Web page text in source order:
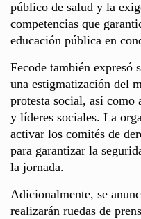
público de salud y la
competencias que
educación pública en
Fecode también expresó
una estigmatización del
protesta social, así como
y líderes sociales. La
activar los comités de
para garantizar la
la jornada.
Adicionalmente, se
realizarán ruedas de